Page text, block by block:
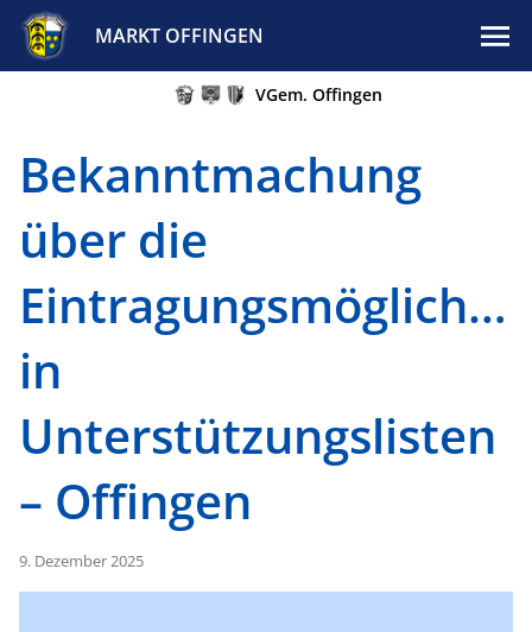
MARKT OFFINGEN
VGem. Offingen
Bekanntmachung
über die
in
Unterstützungslisten
– Offingen
9. Dezember 2025